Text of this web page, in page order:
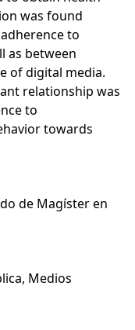
was found
to
as between
of digital media.
relationship was
to
towards
de Magíster en
, Medios